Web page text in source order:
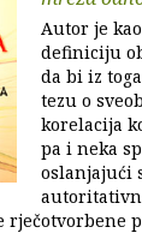
Autor je
definiciju
da bi iz
tezu o
korelacija
pa i neka
oslanjajući
rječotvorbene